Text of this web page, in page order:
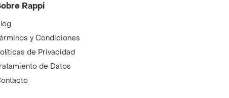
Rappi
y Condiciones
de Privacidad
de Datos